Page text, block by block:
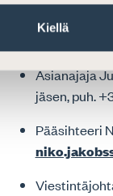
Kiellä
Lisätietoja
Asianajaja
jäsen, puh.
Pääsihteeri